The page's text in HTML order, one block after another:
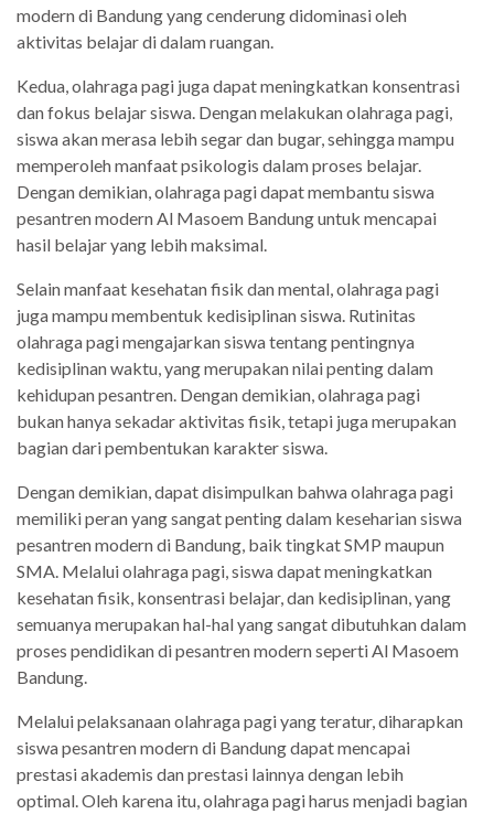
modern di Bandung yang cenderung didominasi oleh
aktivitas belajar di dalam ruangan.
Kedua, olahraga pagi juga dapat meningkatkan konsentrasi
dan fokus belajar siswa. Dengan melakukan olahraga pagi,
siswa akan merasa lebih segar dan bugar, sehingga mampu
memperoleh manfaat psikologis dalam proses belajar.
Dengan demikian, olahraga pagi dapat membantu siswa
pesantren modern Al Masoem Bandung untuk mencapai
hasil belajar yang lebih maksimal.
Selain manfaat kesehatan fisik dan mental, olahraga pagi
juga mampu membentuk kedisiplinan siswa. Rutinitas
olahraga pagi mengajarkan siswa tentang pentingnya
kedisiplinan waktu, yang merupakan nilai penting dalam
kehidupan pesantren. Dengan demikian, olahraga pagi
bukan hanya sekadar aktivitas fisik, tetapi juga merupakan
bagian dari pembentukan karakter siswa.
Dengan demikian, dapat disimpulkan bahwa olahraga pagi
memiliki peran yang sangat penting dalam keseharian siswa
pesantren modern di Bandung, baik tingkat SMP maupun
SMA. Melalui olahraga pagi, siswa dapat meningkatkan
kesehatan fisik, konsentrasi belajar, dan kedisiplinan, yang
semuanya merupakan hal-hal yang sangat dibutuhkan dalam
proses pendidikan di pesantren modern seperti Al Masoem
Bandung.
Melalui pelaksanaan olahraga pagi yang teratur, diharapkan
siswa pesantren modern di Bandung dapat mencapai
prestasi akademis dan prestasi lainnya dengan lebih
optimal. Oleh karena itu, olahraga pagi harus menjadi bagian